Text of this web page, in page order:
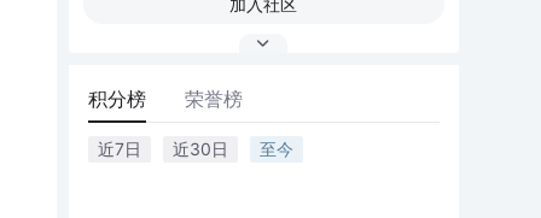
加入社区
积分榜 荣誉榜
近7日 近30日 至今